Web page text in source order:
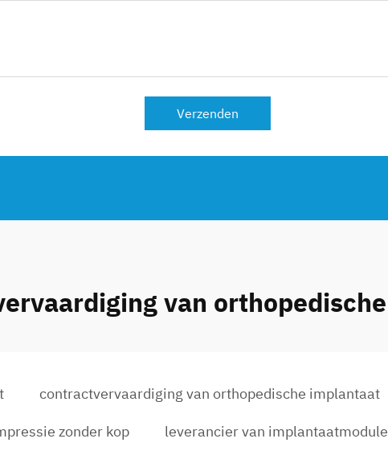
Verzenden
van
contractvervaardiging van orthopedische implantaat
zonder kop leverancier van